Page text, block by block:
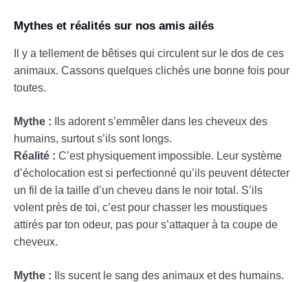
Mythes et réalités sur nos amis ailés
Il y a tellement de bêtises qui circulent sur le dos de ces
animaux. Cassons quelques clichés une bonne fois pour
toutes.
Mythe : Ils adorent s’emmêler dans les cheveux des
humains, surtout s’ils sont longs.
Réalité : C’est physiquement impossible. Leur système
d’écholocation est si perfectionné qu’ils peuvent détecter
un fil de la taille d’un cheveu dans le noir total. S’ils
volent près de toi, c’est pour chasser les moustiques
attirés par ton odeur, pas pour s’attaquer à ta coupe de
cheveux.
Mythe : Ils sucent le sang des animaux et des humains.